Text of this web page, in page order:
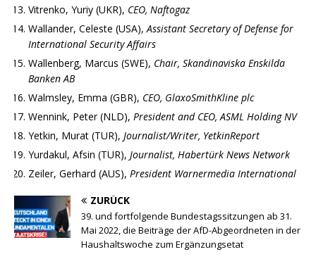
Vitrenko, Yuriy (UKR), CEO, Naftogaz
Wallander, Celeste (USA),Assistant Secretary of Defense for
International Security Affairs
Wallenberg, Marcus (SWE), Chair, Skandinaviska Enskilda
Banken AB
Walmsley, Emma (GBR), CEO, GlaxoSmithKline plc
Wennink, Peter (NLD), President and CEO, ASML Holding NV
Yetkin, Murat (TUR), Journalist/Writer, YetkinReport
Yurdakul, Afsin (TUR), Journalist, Habertürk News Network
Zeiler, Gerhard (AUS), President Warnermedia International
ZURÜCK
39. und fortfolgende Bundestagssitzungen ab 31.
Mai 2022, die Beiträge der AfD-Abgeordneten in der
Haushaltswoche zum Ergänzungsetat